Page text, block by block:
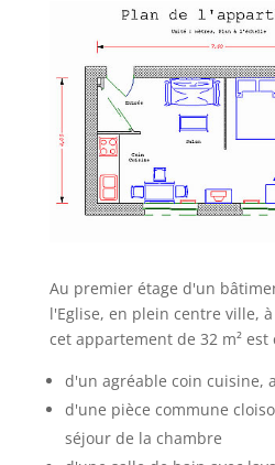
Au premier étage d'un
l'Eglise, en plein centre ville,
cet appartement de 32 m² est
d'un agréable coin cuisine,
d'une pièce commune
séjour de la chambre